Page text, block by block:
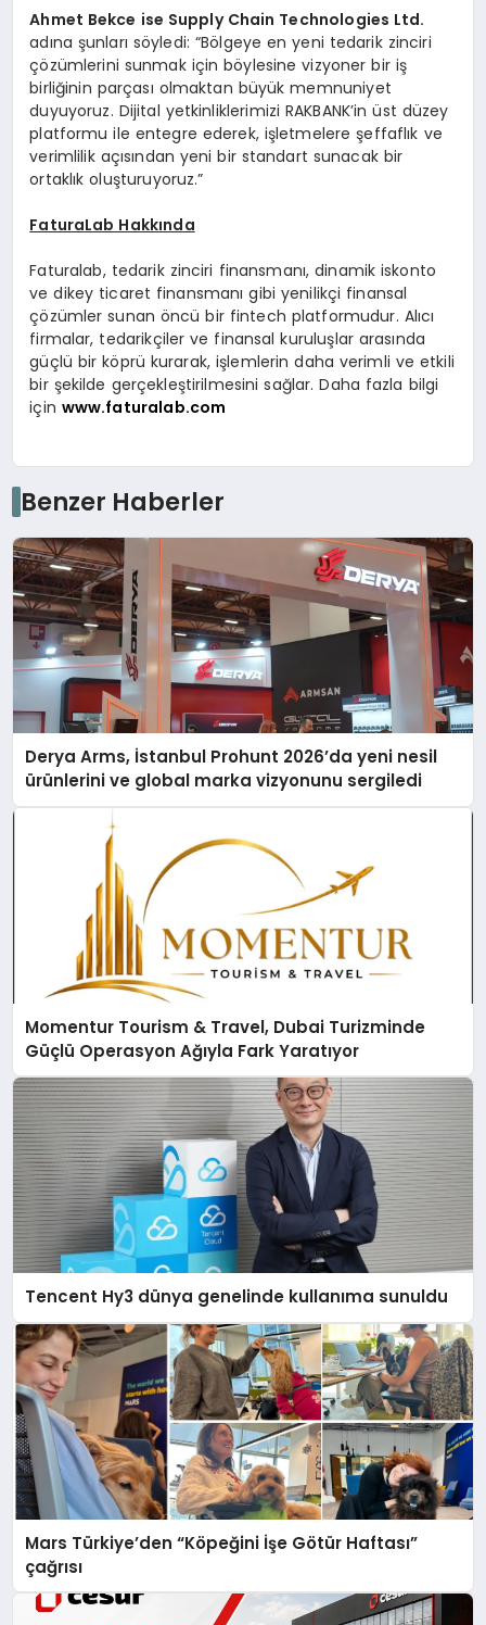
Ahmet Bekce ise Supply Chain Technologies Ltd.
adına şunları söyledi: “Bölgeye en yeni tedarik zinciri
çözümlerini sunmak için böylesine vizyoner bir iş
birliğinin parçası olmaktan büyük memnuniyet
duyuyoruz. Dijital yetkinliklerimizi RAKBANK’in üst düzey
platformu ile entegre ederek, işletmelere şeffaflık ve
verimlilik açısından yeni bir standart sunacak bir
ortaklık oluşturuyoruz.”
FaturaLab Hakkında
Faturalab, tedarik zinciri finansmanı, dinamik iskonto
ve dikey ticaret finansmanı gibi yenilikçi finansal
çözümler sunan öncü bir fintech platformudur. Alıcı
firmalar, tedarikçiler ve finansal kuruluşlar arasında
güçlü bir köprü kurarak, işlemlerin daha verimli ve etkili
bir şekilde gerçekleştirilmesini sağlar. Daha fazla bilgi
için www.faturalab.com
Benzer Haberler
Derya Arms, İstanbul Prohunt 2026’da yeni nesil
ürünlerini ve global marka vizyonunu sergiledi
Momentur Tourism & Travel, Dubai Turizminde
Güçlü Operasyon Ağıyla Fark Yaratıyor
Tencent Hy3 dünya genelinde kullanıma sunuldu
Mars Türkiye’den “Köpeğini İşe Götür Haftası”
çağrısı